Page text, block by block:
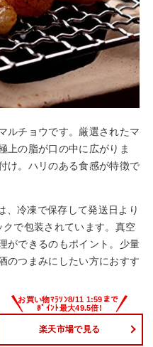
ルチョウです。厳選されたマ
上の脂が口の中に広がりま
け。ハリのある食感が特徴で
、冷凍で保存して発送日より
で包装されています。真空
ができるのもポイント。少量
のつまみにしたい方におすす
楽天市場で見る